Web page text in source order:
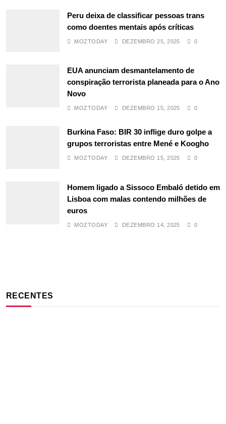
Peru deixa de classificar pessoas trans
como doentes mentais após críticas
MOZTODAY DEZEMBRO 25, 2025 0
EUA anunciam desmantelamento de
conspiração terrorista planeada para o Ano
Novo
MOZTODAY DEZEMBRO 15, 2025 0
Burkina Faso: BIR 30 inflige duro golpe a
grupos terroristas entre Mené e Koogho
MOZTODAY DEZEMBRO 15, 2025 0
Homem ligado a Sissoco Embaló detido em
Lisboa com malas contendo milhões de
euros
MOZTODAY DEZEMBRO 14, 2025 0
RECENTES